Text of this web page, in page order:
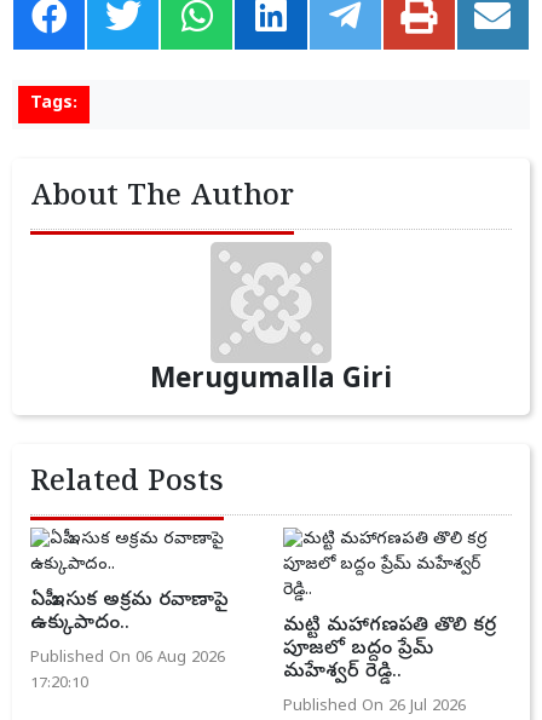
Tags:
About The Author
Merugumalla Giri
Related Posts
ఏపీ ఇసుక అక్రమ రవాణాపై
ఉక్కుపాదం..
Published On 06 Aug 2026
17:20:10
మట్టి మహాగణపతి తొలి కర్ర
పూజలో బద్దం ప్రేమ్
మహేశ్వర్ రెడ్డి..
Published On 26 Jul 2026